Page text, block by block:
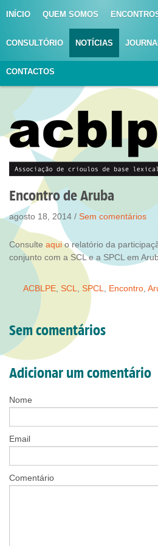
INÍCIO QUEM SOMOS
CONSULTÓRIO NOTÍCIAS
CONTACTOS
Encontro de Aruba
agosto 18, 2014 / Sem comentários
Consulte aquio relatório da
conjunto com a SCL e a SPCL em
ACBLPE SCL SPCL Encontro
Sem comentários
Adicionar um comentário
Nome
Email
Comentário